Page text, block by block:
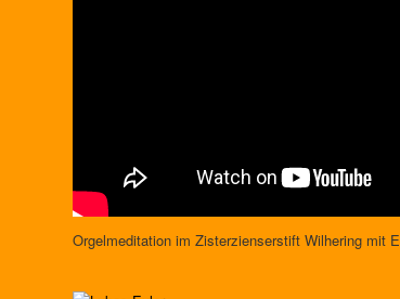
Orgelmeditation im Zisterzienserstift Wilhering mit